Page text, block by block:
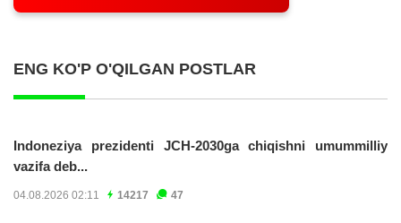
ENG KO'P O'QILGAN POSTLAR
Indoneziya prezidenti JCH-2030ga chiqishni umummilliy
vazifa deb...
04.08.2026 02:11 14217 47